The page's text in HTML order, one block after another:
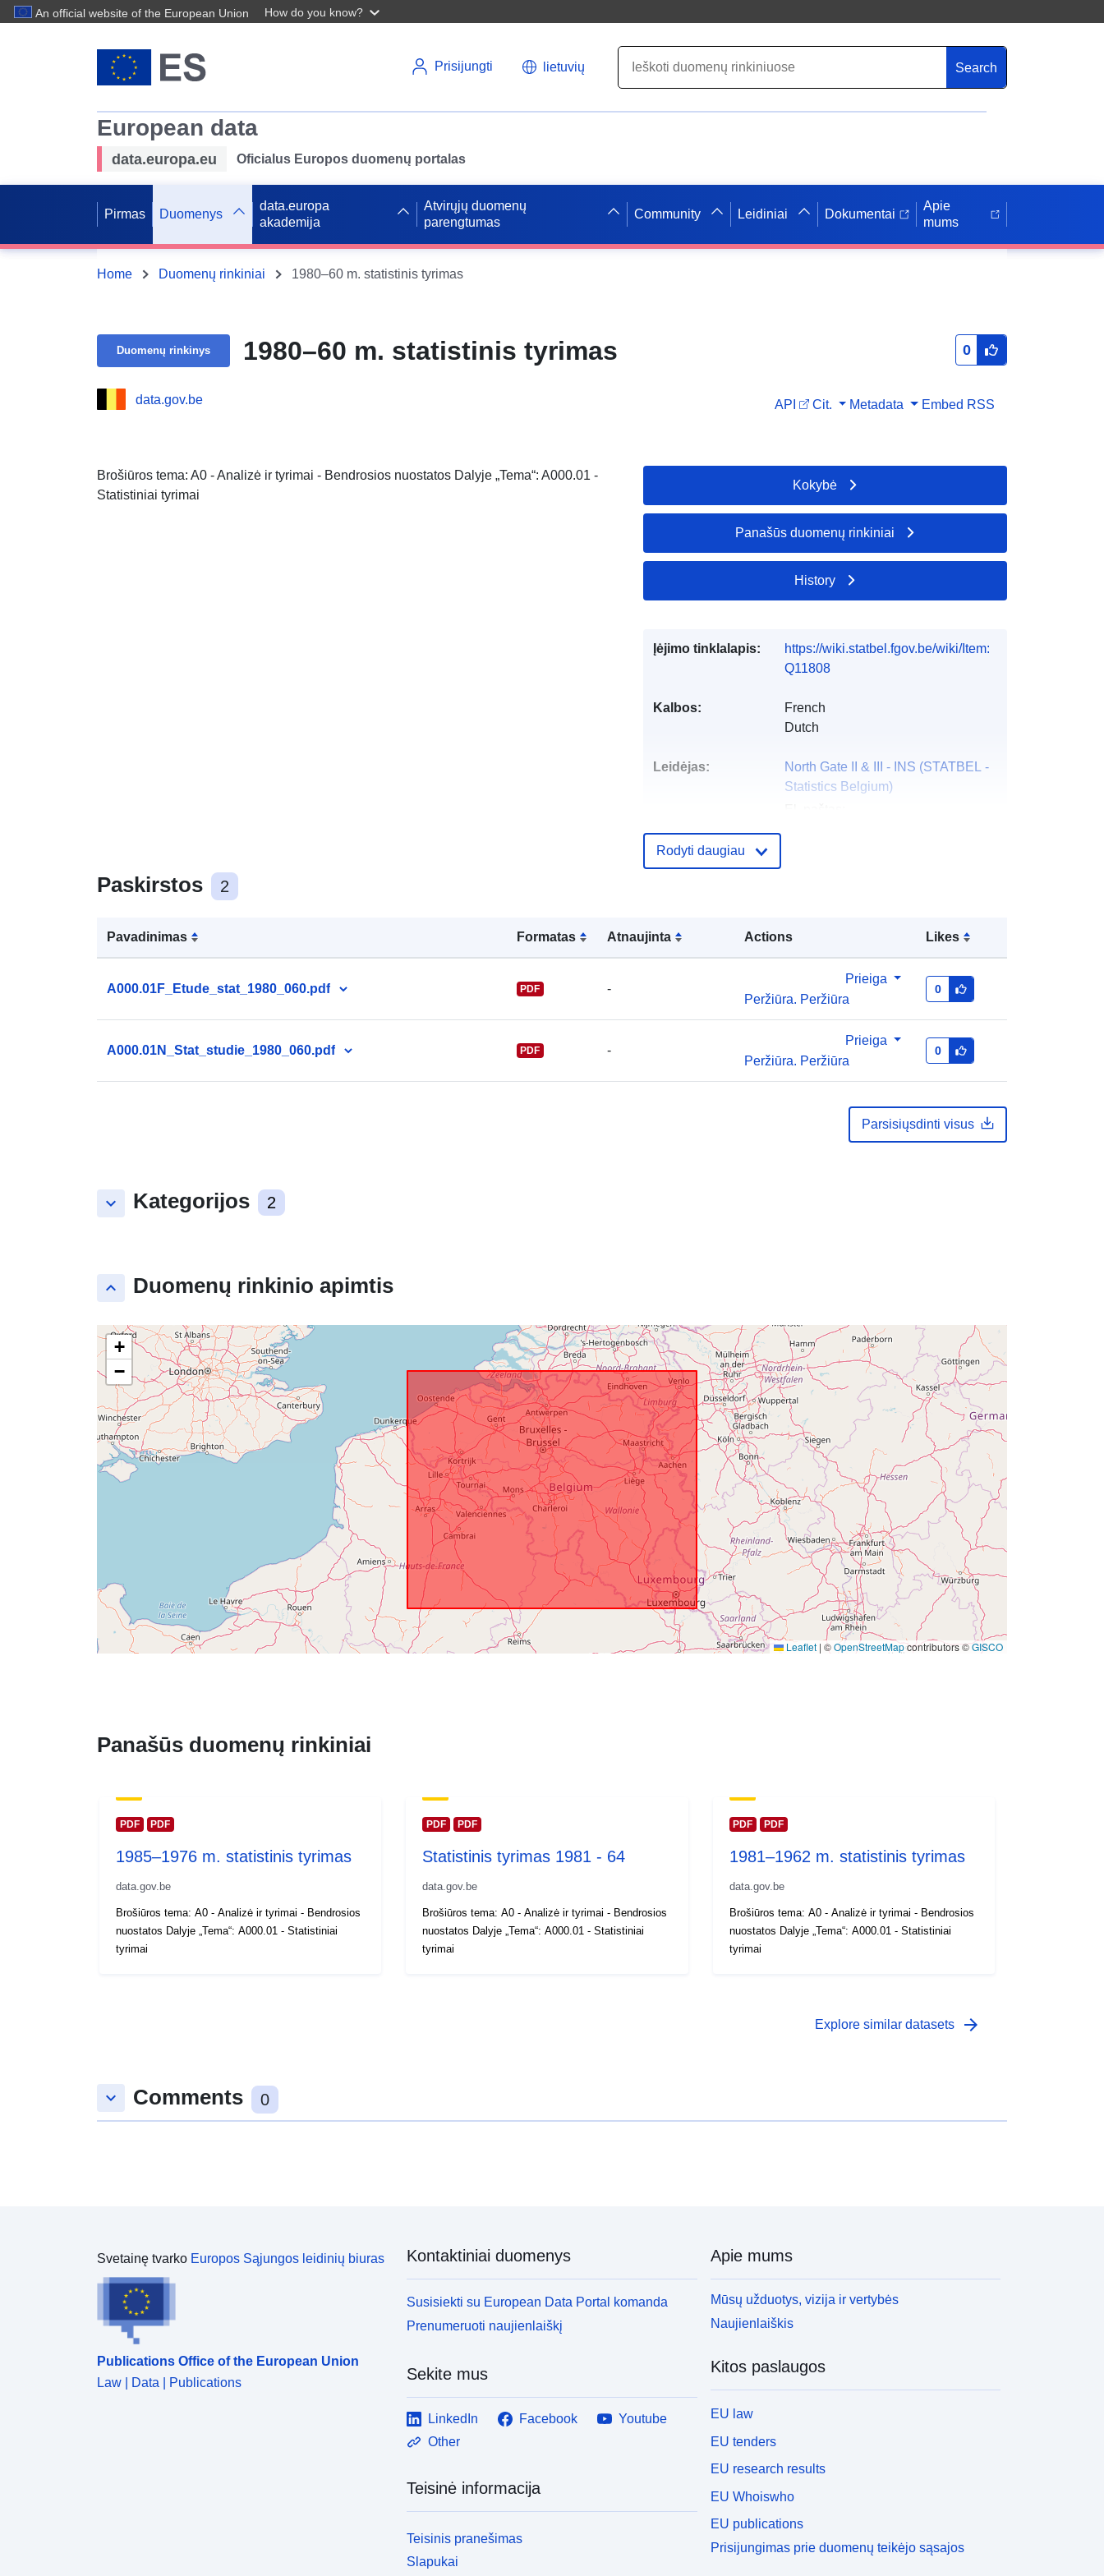
An official website of the European Union How do you know?
Prisijungti lietuvių Search
European data
data.europa.eu Oficialus Europos duomenų portalas
Pirmas Duomenys
data.europa
akademija
Atvirųjų duomenų
parengtumas
Community Leidiniai Dokumentai
Apie
mums
Home Duomenų rinkiniai 1980–60 m. statistinis tyrimas
Duomenų rinkinys 1980–60 m. statistinis tyrimas 0
data.gov.be API Cit. Metadata Embed RSS
Brošiūros tema: A0 - Analizė ir tyrimai - Bendrosios nuostatos Dalyje „Tema“: A000.01 -
Statistiniai tyrimai
Paskirstos 2
Pavadinimas Formatas Atnaujinta Actions Likes
A000.01F_Etude_stat_1980_060.pdf PDF -
Prieiga
Peržiūra. Peržiūra
0
A000.01N_Stat_studie_1980_060.pdf PDF -
Prieiga
Peržiūra. Peržiūra
0
Parsisiųsdinti visus
keyboard_arrow_down Kategorijos 2
keyboard_arrow_up Duomenų rinkinio apimtis
+
−
Leaflet | ©OpenStreetMapcontributors ©GISCO
Kokybė
Panašūs duomenų rinkiniai
History
Įėjimo tinklalapis:
https://wiki.statbel.fgov.be/wiki/Item:
Q11808
Kalbos:
French
Dutch
Leidėjas:
North Gate II & III - INS (STATBEL -
Statistics Belgium)
punktas:
Statistique - Statistics Belgium)
El. paštas:
mailto:statbel@economie.fgov.be
URL: https://statbel.fgov.be/en
https://statbel.fgov.be/fr
https://statbel.fgov.be/nl
https://statbel.fgov.be/de
Atnaujinta informacija apie duomenis.europa.eu:
uriRef:
http://data.europa.eu/88u/dataset/q1
1808-id
Prieigos teisės: public
Laikotarpis:
01 January 1980
31 December 1980
Rodyti daugiau
Panašūs duomenų rinkiniai
PDF PDF
1985–1976 m. statistinis tyrimas
data.gov.be
Brošiūros tema: A0 - Analizė ir tyrimai - Bendrosios
nuostatos Dalyje „Tema“: A000.01 - Statistiniai
tyrimai
PDF PDF
Statistinis tyrimas 1981 - 64
data.gov.be
Brošiūros tema: A0 - Analizė ir tyrimai - Bendrosios
nuostatos Dalyje „Tema“: A000.01 - Statistiniai
tyrimai
PDF PDF
1981–1962 m. statistinis tyrimas
data.gov.be
Brošiūros tema: A0 - Analizė ir tyrimai - Bendrosios
nuostatos Dalyje „Tema“: A000.01 - Statistiniai
tyrimai
Explore similar datasets arrow_forward
keyboard_arrow_down Comments 0
Svetainę tvarko Europos Sąjungos leidinių biuras
Publications Office of the European Union
Law | Data | Publications
Kontaktiniai duomenys
Susisiekti su European Data Portal komanda
Prenumeruoti naujienlaiškį
Sekite mus
LinkedIn Facebook
Youtube
Other
Teisinė informacija
Teisinis pranešimas
Slapukai
Apie mums
Mūsų užduotys, vizija ir vertybės
Naujienlaiškis
Kitos paslaugos
EU law
EU tenders
EU research results
EU Whoiswho
EU publications
Prisijungimas prie duomenų teikėjo sąsajos